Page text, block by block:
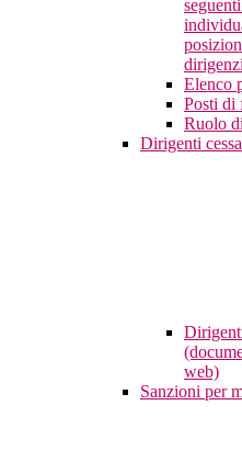
Elenco
Posti di
Ruolo
Dirigenti
web)
Sanzioni per